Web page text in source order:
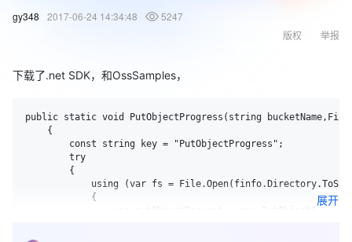
gy348 2017-06-24 14:34:48
5247
举报
版权
下载了.net SDK，和OssSamples，
public static void PutObjectProgress(string
    {
        const string key = "PutObjectProgress";
        try
        {
using (var fs =
            {
展开